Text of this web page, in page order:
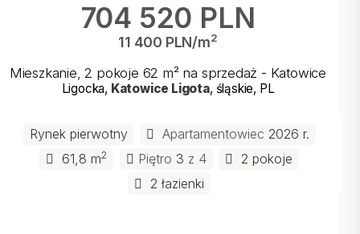
704 520 PLN
11 400 PLN/m2
Mieszkanie, 2 pokoje 62 m² na sprzedaż - Katowice
Ligocka, Katowice Ligota, śląskie, PL
Rynek pierwotny Apartamentowiec 2026 r.
61,8 m2 Piętro 3 z 4
2 pokoje
2 łazienki